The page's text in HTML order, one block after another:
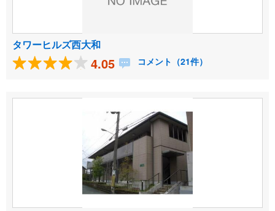
タワーヒルズ西大和
4.05 コメント（21件）